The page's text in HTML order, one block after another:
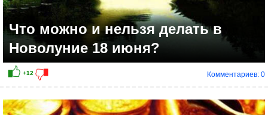
Что можно и нельзя делать в
Новолуние 18 июня?
Комментариев: 0